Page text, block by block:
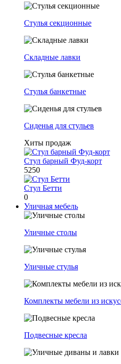
Стулья секционные
Складные лавки
Стулья банкетные
Сиденья для стульев
Хиты продаж
Стул барный Фуд-корт
5250
Стул Бетти
0
Уличная мебель
Уличные столы
Уличные стулья
Комплекты мебели из
Подвесные кресла